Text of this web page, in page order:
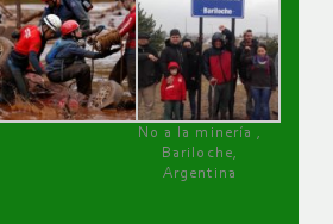
No a la minería ,
Bariloche,
Argentina